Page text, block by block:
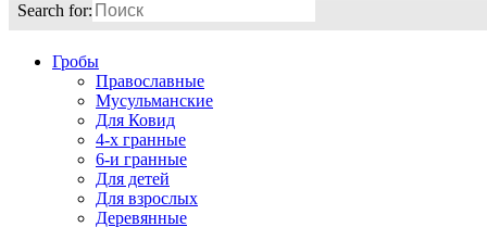
Search for:
Гробы
Православные
Мусульманские
Для Ковид
4-х гранные
6-и гранные
Для детей
Для взрослых
Деревянные